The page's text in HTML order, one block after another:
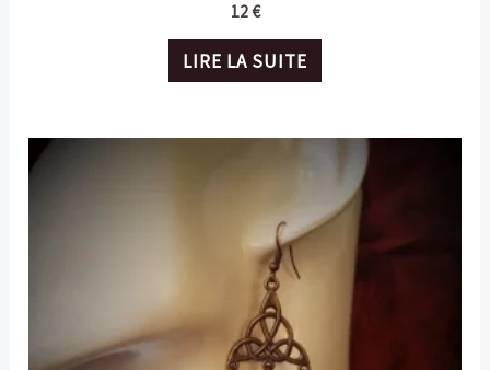
12€
LIRE LA SUITE